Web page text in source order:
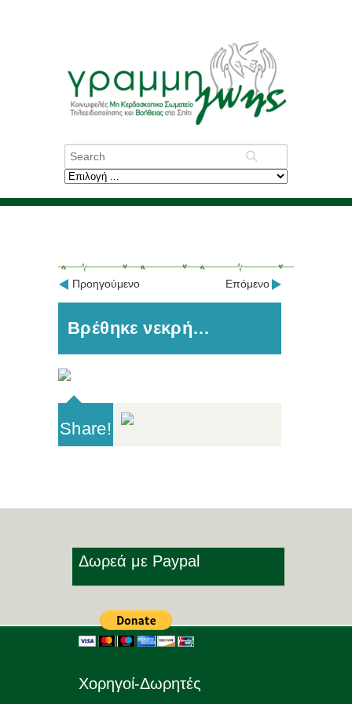
Προηγούμενο Επόμενο
Βρέθηκε νεκρή…
Share!
Δωρεά με Paypal
Χορηγοί-Δωρητές